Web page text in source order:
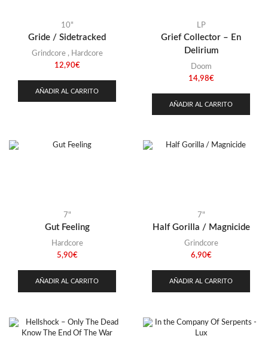
10"
Gride / Sidetracked
Grindcore, Hardcore
12,90€
AÑADIR AL CARRITO
LP
Grief Collector – En
Delirium
Doom
14,98€
AÑADIR AL CARRITO
7"
Gut Feeling
Hardcore
5,90€
AÑADIR AL CARRITO
7"
Half Gorilla / Magnicide
Grindcore
6,90€
AÑADIR AL CARRITO